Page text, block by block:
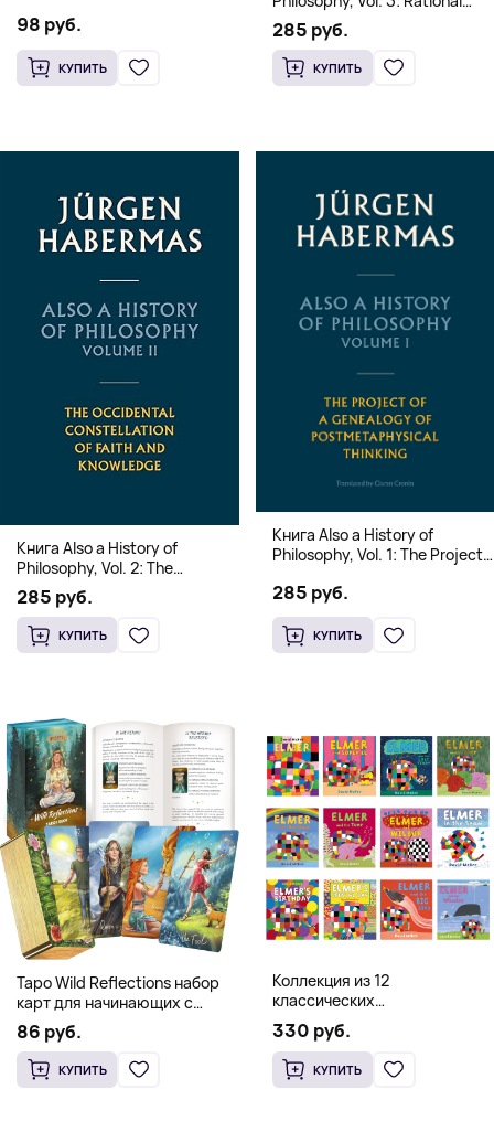
(18+)
98 руб.
КУПИТЬ
Freedom. Traces of the
Discourse on Faith and
Knowledge (Твердый
переплет)
285 руб.
КУПИТЬ
Книга Also a History of
Philosophy, Vol. 2: The
Occidental Constellation of
Faith and Knowledge
(Твердый переплет)
285 руб.
КУПИТЬ
Книга Also a History of
Philosophy, Vol. 1: The Project
Postmetaphysical Thinking
(Твердый переплет)
285 руб.
КУПИТЬ
Таро Wild Reflections набор
карт для начинающих с
книгой (78 карт, золочёные
края)
86 руб.
КУПИТЬ
Коллекция из 12
классических
иллюстрированных книг об
Элмере от Дэвида Макки
330 руб.
КУПИТЬ